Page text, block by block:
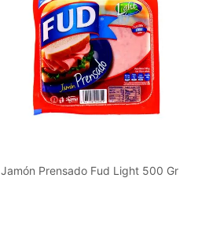
Jamón Prensado Fud Light 500 Gr